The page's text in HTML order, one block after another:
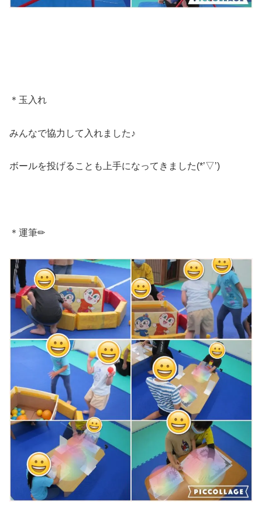
＊玉入れ
みんなで協力して入れました♪
ボールを投げることも上手になってきました(*’▽’)
＊運筆✏